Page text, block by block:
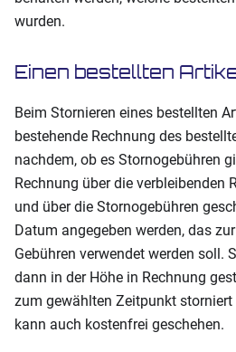
wurden.
Einen bestellten
Beim Stornieren eines bestellten
bestehende Rechnung des
nachdem, ob es Stornogebühren
Rechnung über die verbleibenden
und über die Stornogebühren
Datum angegeben werden, das
Gebühren verwendet werden soll.
dann in der Höhe in Rechnung
zum gewählten Zeitpunkt storniert
kann auch kostenfrei geschehen.